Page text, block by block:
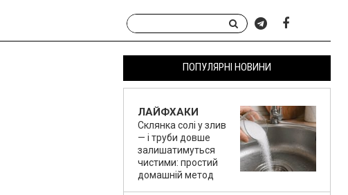
ПОПУЛЯРНІ НОВИНИ
ЛАЙФХАКИ
Склянка солі у злив
— і труби довше
залишатимуться
чистими: простий
домашній метод